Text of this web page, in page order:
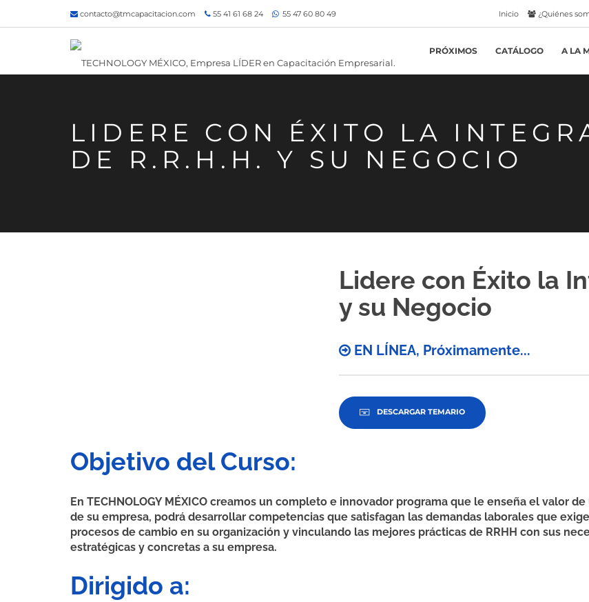
contacto@tmcapacitacion.com 55 41 61 68 24 55 47 60 80 49 Inicio ¿Quiénes
PRÓXIMOS CATÁLOGO A LA
LIDERE CON ÉXITO LA
DE R.R.H.H. Y SU NEGOCIO
Lidere con Éxito la
y su Negocio
EN LÍNEA, Próximamente...
DESCARGAR TEMARIO
Objetivo del Curso:
En TECHNOLOGY MÉXICO creamos un completo e innovador programa que le enseña el valor
de su empresa, podrá desarrollar competencias que satisfagan las demandas laborales que
procesos de cambio en su organización y vinculando las mejores prácticas de RRHH con sus
estratégicas y concretas a su empresa.
Dirigido a: